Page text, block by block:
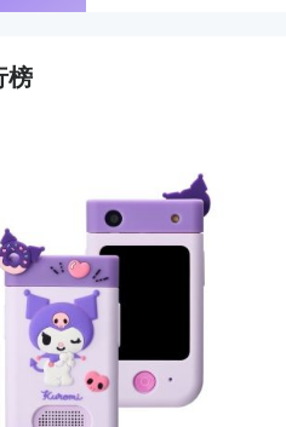
榜